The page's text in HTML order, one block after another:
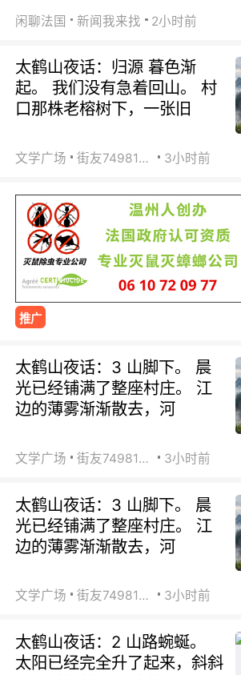
闲聊法国 新闻我来找 2小时前
太鹤山夜话：归源 暮色渐
起。 我们没有急着回山。 村
口那株老榕树下，一张旧
文学广场 街友74981146 3小时前
推广
太鹤山夜话：3 山脚下。 晨
光已经铺满了整座村庄。 江
边的薄雾渐渐散去，河
文学广场 街友74981146 3小时前
太鹤山夜话：3 山脚下。 晨
光已经铺满了整座村庄。 江
边的薄雾渐渐散去，河
文学广场 街友74981146 3小时前
太鹤山夜话：2 山路蜿蜒。
太阳已经完全升了起来，斜斜